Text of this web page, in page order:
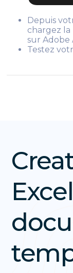
Depuis
chargez la
sur Adobe
Testez
Excel